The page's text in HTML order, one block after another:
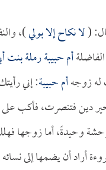
(لا نكاح إلا بولي)،
أم حبيبة رملة بنت
له زوجهأم حبيبة: إني
دين فتنصرت، فأكب
وحيدةً، أما زوجها
أراد أن يضمها إلى